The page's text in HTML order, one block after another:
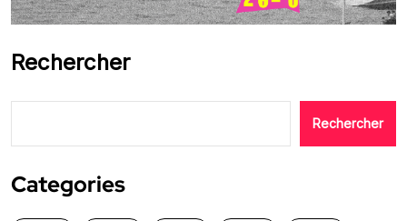
Rechercher
Rechercher
Categories